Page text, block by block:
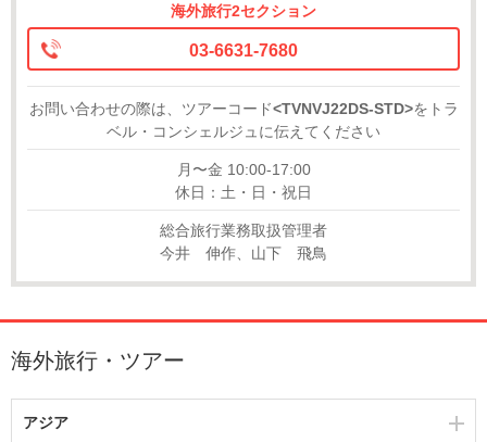
海外旅行2セクション
03-6631-7680
お問い合わせの際は、ツアーコード<TVNVJ22DS-STD>をトラ
ベル・コンシェルジュに伝えてください
月〜金 10:00-17:00
休日：土・日・祝日
総合旅行業務取扱管理者
今井 伸作、山下 飛鳥
海外旅行・ツアー
アジア